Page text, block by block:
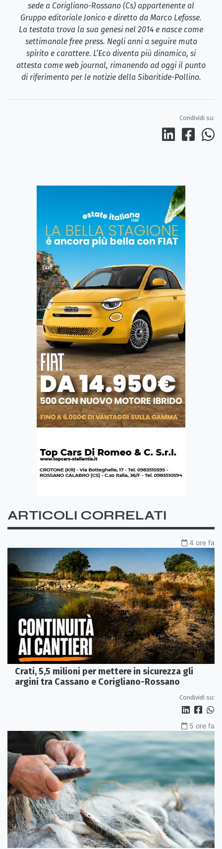
sede a Corigliano-Rossano (Cs) appartenente al
Gruppo editoriale Jonico e diretto da Marco Lefosse.
La testata trova la sua genesi nel 2014 e nasce come
settimanale free press. Negli anni a seguire muta
spirito e carattere. L’Eco diventa più dinamico, si
attesta come web journal, rimanendo ad oggi il punto
di riferimento per le notizie della Sibaritide-Pollino.
Condividi su:
ARTICOLI CORRELATI
4 ore fa
Crati, 5,5 milioni per mettere in sicurezza gli
argini tra Cassano e Corigliano-Rossano
Condividi su:
5 ore fa